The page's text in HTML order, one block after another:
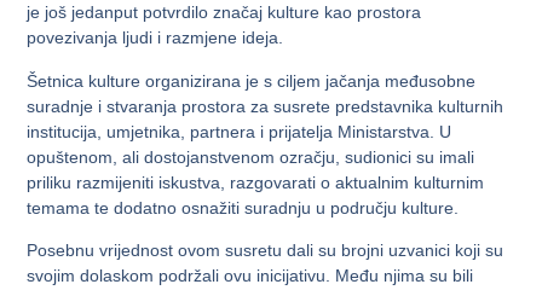
je još jedanput potvrdilo značaj kulture kao prostora
povezivanja ljudi i razmjene ideja.
Šetnica kulture organizirana je s ciljem jačanja međusobne
suradnje i stvaranja prostora za susrete predstavnika kulturnih
institucija, umjetnika, partnera i prijatelja Ministarstva. U
opuštenom, ali dostojanstvenom ozračju, sudionici su imali
priliku razmijeniti iskustva, razgovarati o aktualnim kulturnim
temama te dodatno osnažiti suradnju u području kulture.
Posebnu vrijednost ovom susretu dali su brojni uzvanici koji su
svojim dolaskom podržali ovu inicijativu. Među njima su bili